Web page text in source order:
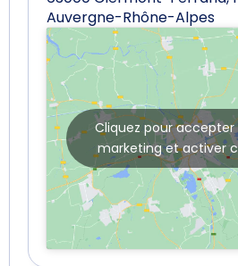
Auvergne-Rhône-Alpes
Cliquez pour accepter
marketing et activer